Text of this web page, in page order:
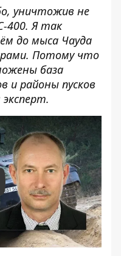
уничтожив не
400. Я так
до мыса Чауда
Потому что
база
и районы пусков